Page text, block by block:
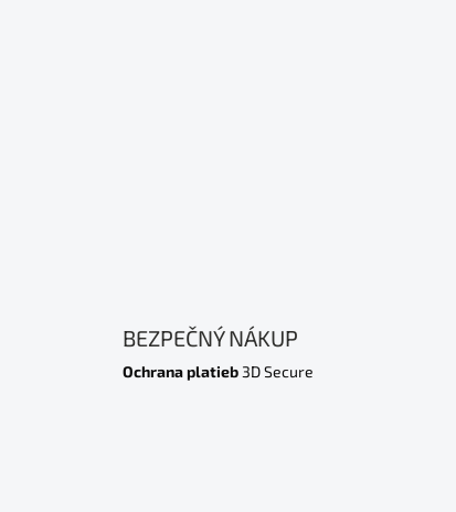
BEZPEČNÝ NÁKUP
Ochrana platieb3D Secure